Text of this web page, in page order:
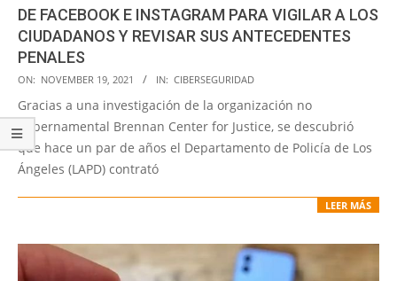
DE FACEBOOK E INSTAGRAM PARA VIGILAR A LOS
CIUDADANOS Y REVISAR SUS ANTECEDENTES
PENALES
2021-
11-
19
ON: NOVEMBER 19, 2021 IN: CIBERSEGURIDAD
Gracias a una investigación de la organización no
gubernamental Brennan Center for Justice, se descubrió
que hace un par de años el Departamento de Policía de Los
Ángeles (LAPD) contrató
LEER MÁS